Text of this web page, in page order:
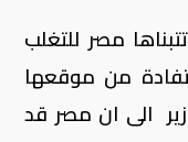
مصر للتغلب
من موقعها
الى ان مصر قد